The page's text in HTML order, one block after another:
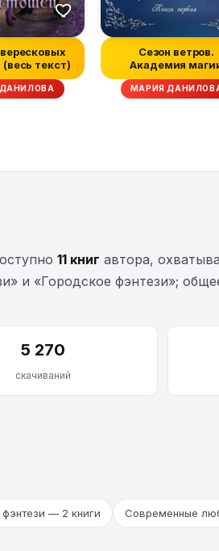
текст)
Сезон ветров.
Академия
(авторский
МАРИЯ
11 книг автора,
и «Городское фэнтези»;
5 270
скачиваний
— 2 книги Современные